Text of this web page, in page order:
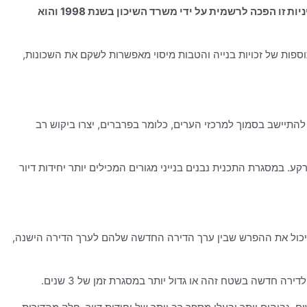
המושג פינוי בינוי מתייחס אל סטטוס של שטח עירוני אשר נמצא במצב שבו הוחלט להרוס את בנייני המגורים הישנים ולבנות חדשים. מדיניות זו הפכה לרשמית על ידי משרד השיכון בשנת 1998 והוא
תוספות של זכויות בנייה והטבות מיסוי מאפשרות לשקם את השכונות,
בסמוך למרכזי הערים, כלומר בפרברים, יצרו ביקוש רב
במסגרת התכנית נבנים בנייני מגורים המכילים יותר יחידות דיור
כביכול את ההפרש שבין ערך הדירה החדשה שלהם לערך הדירה הישנה,
חדשה בשטח זהה או גדול יותר במסגרת זמן של 3 שנים.